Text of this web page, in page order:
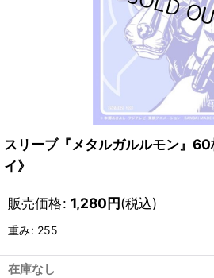
スリーブ『メタルガルルモン』
イ》
販売価格: 1,280円(税込)
重み: 255
在庫なし